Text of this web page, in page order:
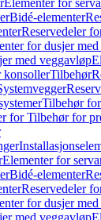
Elementer for
Bidé-elementer
Reservedeler
for dusjer
med veggavløp
konsollerTilbehør
Tilbehør
for Tilbehør for
Elementer for
Bidé-elementer
Reservedeler
for dusjer
med veggavløp